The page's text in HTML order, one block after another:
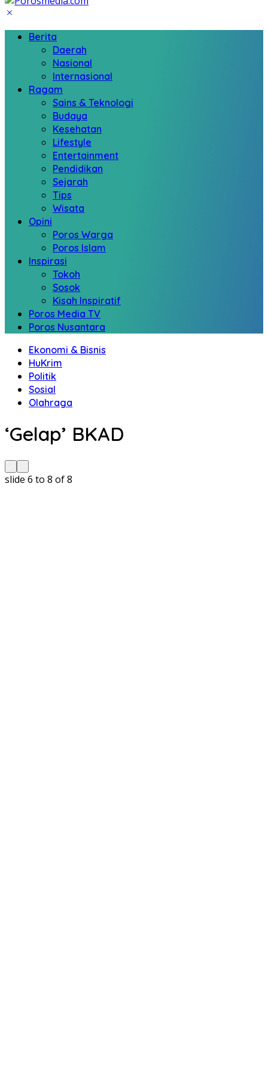
Berita
Daerah
Nasional
Internasional
Ragam
Sains & Teknologi
Budaya
Kesehatan
Lifestyle
Entertainment
Pendidikan
Sejarah
Tips
Wisata
Opini
Poros Warga
Poros Islam
Inspirasi
Tokoh
Sosok
Kisah Inspiratif
Poros Media TV
Poros Nusantara
Ekonomi & Bisnis
HuKrim
Politik
Sosial
Olahraga
‘Gelap’ BKAD
slide 6 to 8 of 8